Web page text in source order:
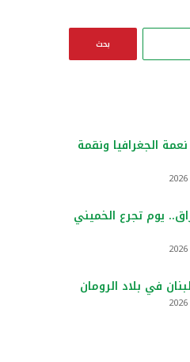
ا
ن
:
الجغرافيا ونقمة
يوم تجرع الخميني
في بلاد الرومان